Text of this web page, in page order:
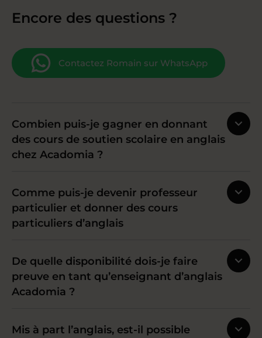
Encore des questions ?
Contactez Romain sur WhatsApp
Combien puis-je gagner en donnant
des cours de soutien scolaire en anglais
chez Acadomia ?
Comme puis-je devenir professeur
particulier et donner des cours
particuliers d’anglais
De quelle disponibilité dois-je faire
preuve en tant qu’enseignant d’anglais
Acadomia ?
Mis à part l’anglais, est-il possible